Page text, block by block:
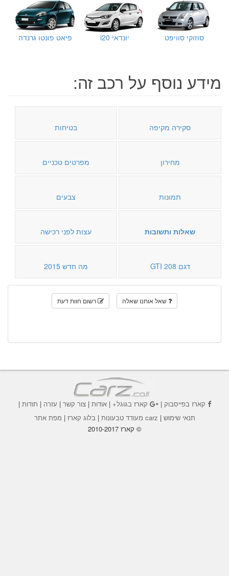
סוזוקי סוויפט יונדאי i20 פיאט פונטו גרנדה
מידע נוסף על רכב זה:
סקירה מקיפה בטיחות
מחירון מפרטים טכניים
תמונות צבעים
שאלות ותשובות עצות לפני רכישה
דגם 208 GTI מה חדש 2015
שאל אותנו שאלה רשום חוות דעת
קארז בפייסבוק| קארז בגוגל+|אודות |צור קשר | עזרה | תודות |
תנאי שימוש | carz מעודד טבעונות |בלוג קארז | מפת אתר
© קארז 2010-2017